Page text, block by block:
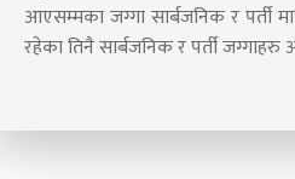
आएसम्मका जग्गा सार्बजनिक र पर्ती
रहेका तिनै सार्बजनिक र पर्ती जग्गाहरु